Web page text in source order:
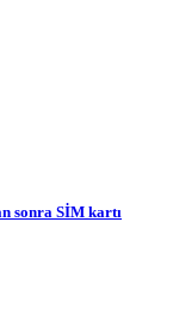
sonra SİM kartı